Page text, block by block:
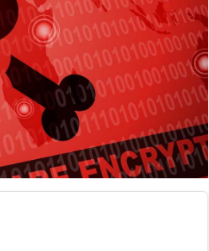
A
Agid
in tempo reale e gli approfondimenti